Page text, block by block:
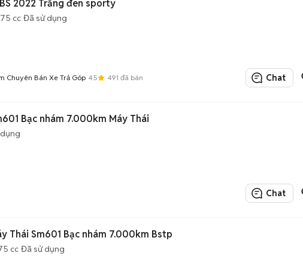
2022 Trắng đen sporty
cc Đã sử dụng
Chuyên Bán Xe Trả Góp 4.5 491 đã bán Chat
Bạc nhám 7.000km Máy Thái
Chat
Thái Sm601 Bạc nhám 7.000km Bstp
cc Đã sử dụng